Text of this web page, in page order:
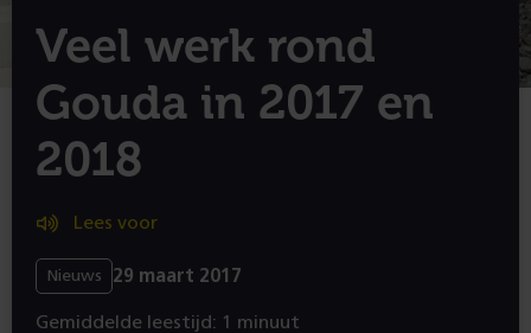
Veel werk rond
Gouda in 2017 en
2018
Lees voor
Nieuws 29 maart 2017
Gemiddelde leestijd: 1 minuut